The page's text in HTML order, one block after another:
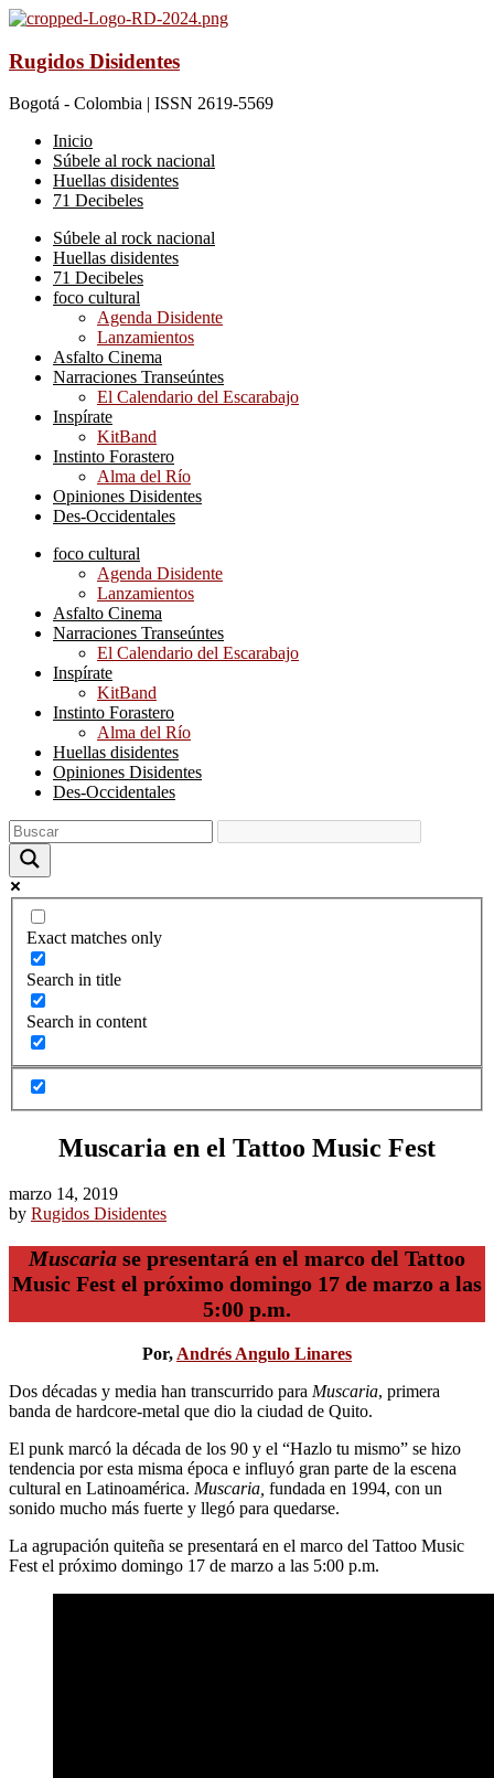
Rugidos Disidentes
Bogotá - Colombia | ISSN 2619-5569
Inicio
Súbele al rock nacional
Huellas disidentes
71 Decibeles
Súbele al rock nacional
Huellas disidentes
71 Decibeles
foco cultural
Agenda Disidente
Lanzamientos
Asfalto Cinema
Narraciones Transeúntes
El Calendario del Escarabajo
Inspírate
KitBand
Instinto Forastero
Alma del Río
Opiniones Disidentes
Des-Occidentales
foco cultural
Agenda Disidente
Lanzamientos
Asfalto Cinema
Narraciones Transeúntes
El Calendario del Escarabajo
Inspírate
KitBand
Instinto Forastero
Alma del Río
Huellas disidentes
Opiniones Disidentes
Des-Occidentales
Exact matches only
Search in title
Search in content
Muscaria en el Tattoo Music Fest
marzo 14, 2019
by Rugidos Disidentes
Muscaria se presentará en el marco del Tattoo
Music Fest el próximo domingo 17 de marzo a las
5:00 p.m.
Por,Andrés Angulo Linares
Dos décadas y media han transcurrido para Muscaria, primera
banda de hardcore-metal que dio la ciudad de Quito.
El punk marcó la década de los 90 y el “Hazlo tu mismo” se hizo
tendencia por esta misma época e influyó gran parte de la escena
cultural en Latinoamérica. Muscaria, fundada en 1994, con un
sonido mucho más fuerte y llegó para quedarse.
La agrupación quiteña se presentará en el marco del Tattoo Music
Fest el próximo domingo 17 de marzo a las 5:00 p.m.